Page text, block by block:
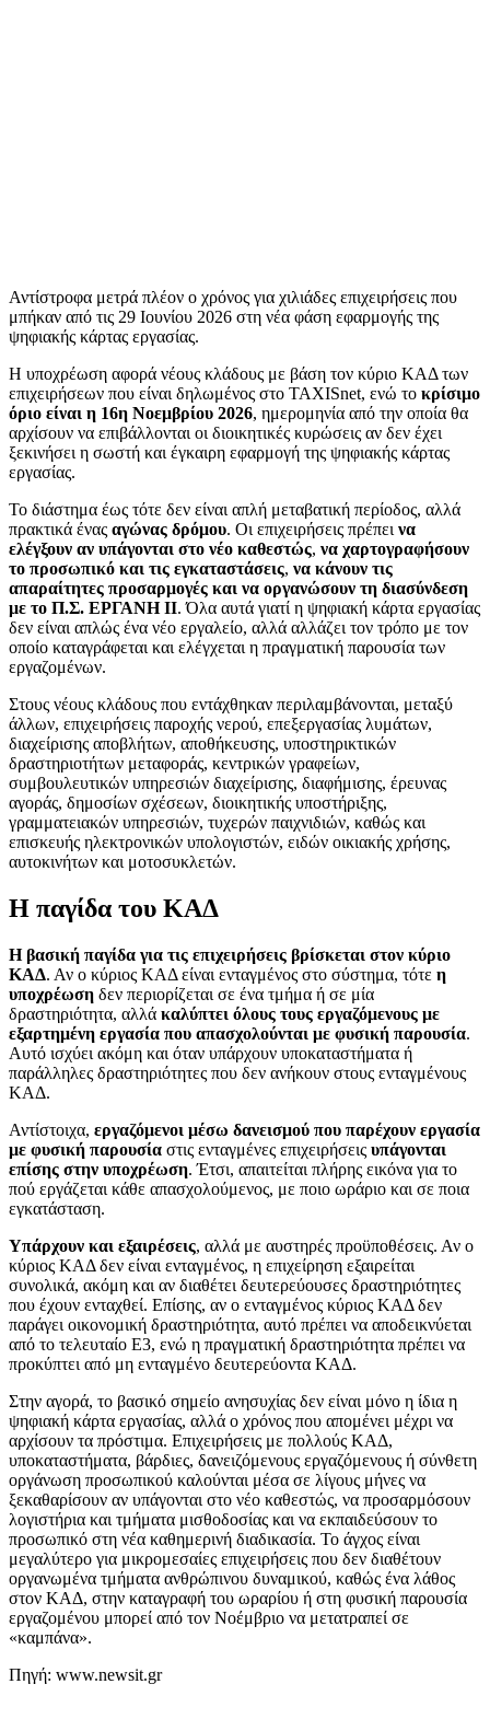
Αντίστροφα μετρά πλέον ο χρόνος για χιλιάδες επιχειρήσεις που
μπήκαν από τις 29 Ιουνίου 2026 στη νέα φάση εφαρμογής της
ψηφιακής κάρτας εργασίας.
Η υποχρέωση αφορά νέους κλάδους με βάση τον κύριο ΚΑΔ των
επιχειρήσεων που είναι δηλωμένος στο TAXISnet, ενώ το κρίσιμο
όριο είναι η 16η Νοεμβρίου 2026, ημερομηνία από την οποία θα
αρχίσουν να επιβάλλονται οι διοικητικές κυρώσεις αν δεν έχει
ξεκινήσει η σωστή και έγκαιρη εφαρμογή της ψηφιακής κάρτας
εργασίας.
Το διάστημα έως τότε δεν είναι απλή μεταβατική περίοδος, αλλά
πρακτικά ένας αγώνας δρόμου. Οι επιχειρήσεις πρέπει να
ελέγξουν αν υπάγονται στο νέο καθεστώς, να χαρτογραφήσουν
το προσωπικό και τις εγκαταστάσεις, να κάνουν τις
απαραίτητες προσαρμογές και να οργανώσουν τη διασύνδεση
με το Π.Σ. ΕΡΓΑΝΗ ΙΙ. Όλα αυτά γιατί η ψηφιακή κάρτα εργασίας
δεν είναι απλώς ένα νέο εργαλείο, αλλά αλλάζει τον τρόπο με τον
οποίο καταγράφεται και ελέγχεται η πραγματική παρουσία των
εργαζομένων.
Στους νέους κλάδους που εντάχθηκαν περιλαμβάνονται, μεταξύ
άλλων, επιχειρήσεις παροχής νερού, επεξεργασίας λυμάτων,
διαχείρισης αποβλήτων, αποθήκευσης, υποστηρικτικών
δραστηριοτήτων μεταφοράς, κεντρικών γραφείων,
συμβουλευτικών υπηρεσιών διαχείρισης, διαφήμισης, έρευνας
αγοράς, δημοσίων σχέσεων, διοικητικής υποστήριξης,
γραμματειακών υπηρεσιών, τυχερών παιχνιδιών, καθώς και
επισκευής ηλεκτρονικών υπολογιστών, ειδών οικιακής χρήσης,
αυτοκινήτων και μοτοσυκλετών.
Η παγίδα του ΚΑΔ
Η βασική παγίδα για τις επιχειρήσεις βρίσκεται στον κύριο
ΚΑΔ. Αν ο κύριος ΚΑΔ είναι ενταγμένος στο σύστημα, τότε η
υποχρέωση δεν περιορίζεται σε ένα τμήμα ή σε μία
δραστηριότητα, αλλά καλύπτει όλους τους εργαζόμενους με
εξαρτημένη εργασία που απασχολούνται με φυσική παρουσία.
Αυτό ισχύει ακόμη και όταν υπάρχουν υποκαταστήματα ή
παράλληλες δραστηριότητες που δεν ανήκουν στους ενταγμένους
ΚΑΔ.
Αντίστοιχα, εργαζόμενοι μέσω δανεισμού που παρέχουν εργασία
με φυσική παρουσία στις ενταγμένες επιχειρήσεις υπάγονται
επίσης στην υποχρέωση. Έτσι, απαιτείται πλήρης εικόνα για το
πού εργάζεται κάθε απασχολούμενος, με ποιο ωράριο και σε ποια
εγκατάσταση.
Υπάρχουν και εξαιρέσεις, αλλά με αυστηρές προϋποθέσεις. Αν ο
κύριος ΚΑΔ δεν είναι ενταγμένος, η επιχείρηση εξαιρείται
συνολικά, ακόμη και αν διαθέτει δευτερεύουσες δραστηριότητες
που έχουν ενταχθεί. Επίσης, αν ο ενταγμένος κύριος ΚΑΔ δεν
παράγει οικονομική δραστηριότητα, αυτό πρέπει να αποδεικνύεται
από το τελευταίο Ε3, ενώ η πραγματική δραστηριότητα πρέπει να
προκύπτει από μη ενταγμένο δευτερεύοντα ΚΑΔ.
Στην αγορά, το βασικό σημείο ανησυχίας δεν είναι μόνο η ίδια η
ψηφιακή κάρτα εργασίας, αλλά ο χρόνος που απομένει μέχρι να
αρχίσουν τα πρόστιμα. Επιχειρήσεις με πολλούς ΚΑΔ,
υποκαταστήματα, βάρδιες, δανειζόμενους εργαζόμενους ή σύνθετη
οργάνωση προσωπικού καλούνται μέσα σε λίγους μήνες να
ξεκαθαρίσουν αν υπάγονται στο νέο καθεστώς, να προσαρμόσουν
λογιστήρια και τμήματα μισθοδοσίας και να εκπαιδεύσουν το
προσωπικό στη νέα καθημερινή διαδικασία. Το άγχος είναι
μεγαλύτερο για μικρομεσαίες επιχειρήσεις που δεν διαθέτουν
οργανωμένα τμήματα ανθρώπινου δυναμικού, καθώς ένα λάθος
στον ΚΑΔ, στην καταγραφή του ωραρίου ή στη φυσική παρουσία
εργαζομένου μπορεί από τον Νοέμβριο να μετατραπεί σε
«καμπάνα».
Πηγή: www.newsit.gr